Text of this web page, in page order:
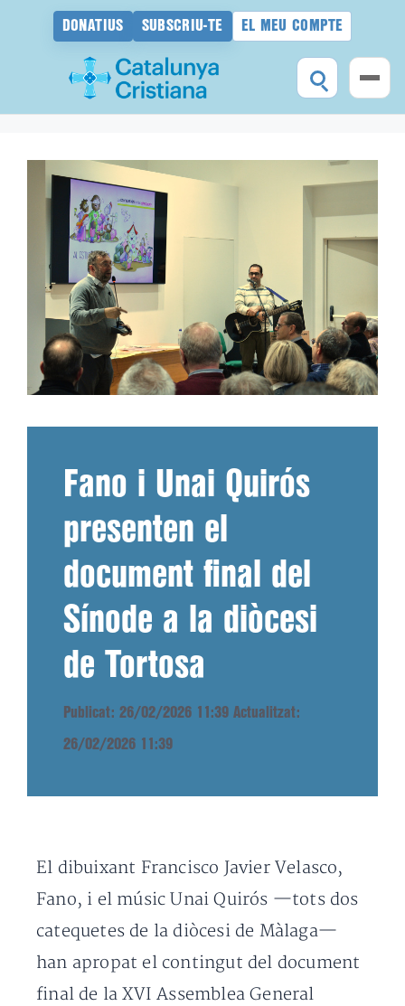
DONATIUS SUBSCRIU-TE EL MEU COMPTE
Fano i Unai Quirós
presenten el
document final del
Sínode a la diòcesi
de Tortosa
Publicat: 26/02/2026 11:39 Actualitzat:
26/02/2026 11:39
El dibuixant Francisco Javier Velasco,
Fano, i el músic Unai Quirós —tots dos
catequetes de la diòcesi de Màlaga—
han apropat el contingut del document
final de la XVI Assemblea General